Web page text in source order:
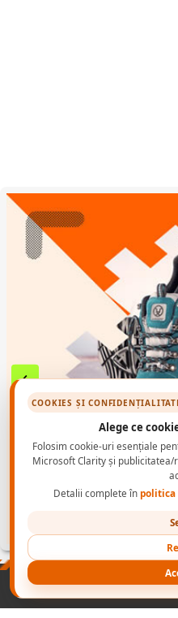
COOKIES ȘI
Alege ce
Folosim cookie-uri esențiale
Microsoft Clarity și
Detalii complete în politica